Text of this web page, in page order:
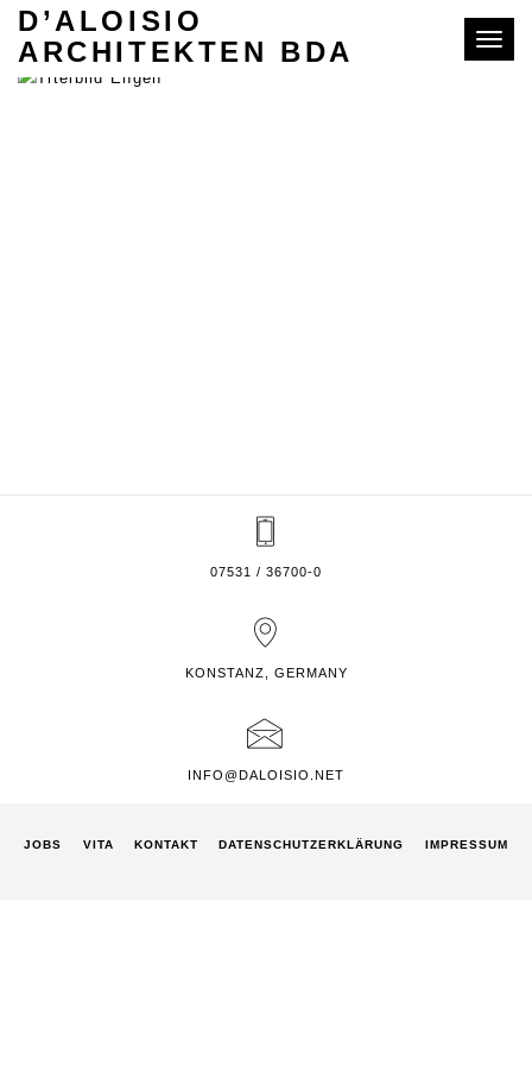
D’ALOISIO
ARCHITEKTEN BDA
07531 / 36700-0
KONSTANZ, GERMANY
INFO@DALOISIO.NET
JOBS VITA KONTAKT DATENSCHUTZ­ERKLÄRUNG IMPRESSUM